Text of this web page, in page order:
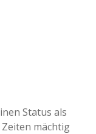
Status als
mächtig